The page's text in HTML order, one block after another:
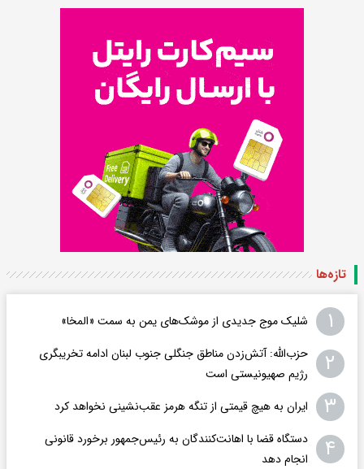
تازه‌ها
۱ شلیک موج جدیدی از موشک‌های یمن به سمت «المخا»
۲
حزب‌الله: آتش‌زدن مناطق جنگلی جنوب لبنان ادامه تخریبگری
رژیم صهیونیستی است
۳ ایران به هیچ قیمتی از تنگه هرمز عقب‌نشینی نخواهد کرد
۴
دستگاه قضا با اهانت‌کنندگان به رئیس‌جمهور برخورد قانونی
انجام دهد